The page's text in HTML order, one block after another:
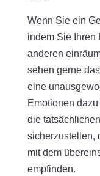
Wenn Sie ein
indem Sie Ihren
anderen
sehen gerne
eine
Emotionen
die
sicherzustellen,
mit dem
empfinden.